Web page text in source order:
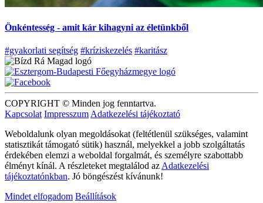
Önkéntesség - amit kár kihagyni az életünkből
#gyakorlati segítség #kríziskezelés #karitász
COPYRIGHT © Minden jog fenntartva.
Kapcsolat Impresszum Adatkezelési tájékoztató
Weboldalunk olyan megoldásokat (feltétlenül szükséges, valamint
statisztikát támogató sütik) használ, melyekkel a jobb szolgáltatás
érdekében elemzi a weboldal forgalmát, és személyre szabottabb
élményt kínál. A részleteket megtalálod az Adatkezelési
tájékoztatónkban. Jó böngészést kívánunk!
Mindet elfogadom Beállítások